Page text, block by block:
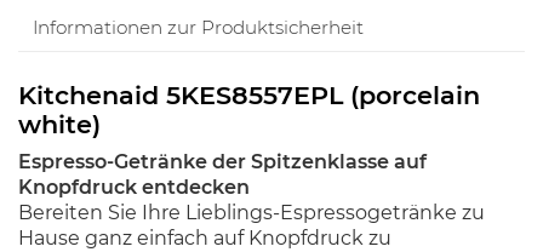
Informationen zur Produktsicherheit
Kitchenaid 5KES8557EPL (porcelain
white)
Espresso-Getränke der Spitzenklasse auf
Knopfdruck entdecken
Bereiten Sie Ihre Lieblings-Espressogetränke zu
Hause ganz einfach auf Knopfdruck zu